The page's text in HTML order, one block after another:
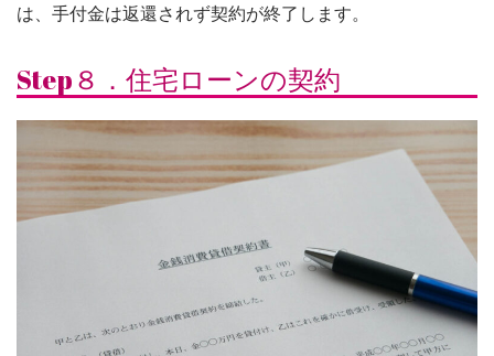
は、手付金は返還されず契約が終了します。
Step８．住宅ローンの契約